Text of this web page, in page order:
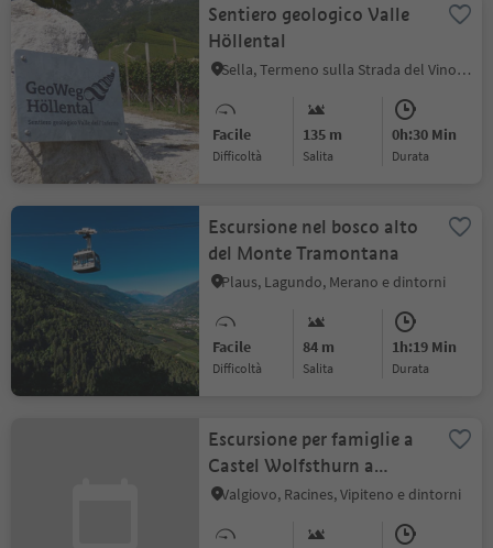
Sentiero geologico Valle
Höllental
Sella, Termeno sulla Strada del Vino, Strada del Vino
Facile
Difficoltà
135 m
Salita
0h:30 Min
durata
Escursione nel bosco alto
del Monte Tramontana
Plaus, Lagundo, Merano e dintorni
Facile
Difficoltà
84 m
Salita
1h:19 Min
durata
Escursione per famiglie a
Castel Wolfsthurn a
Mareta
Valgiovo, Racines, Vipiteno e dintorni